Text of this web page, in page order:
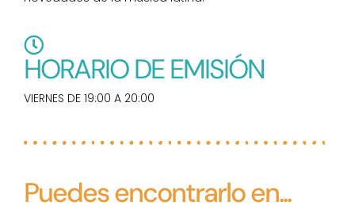
HORARIO DE EMISIÓN
VIERNES DE 19:00 A 20:00
Puedes encontrarlo en...